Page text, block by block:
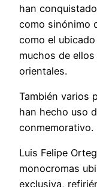
han
como sinónimo
como el
muchos de
orientales.
También varios
han hecho uso
conmemorativo.
Luis Felipe
monocromas
exclusiva,